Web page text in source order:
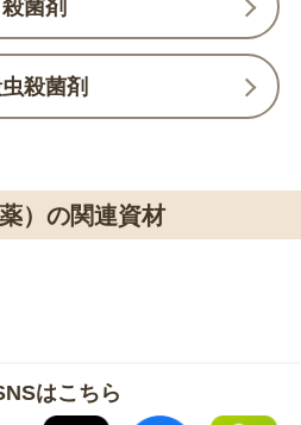
殺菌剤
殺菌剤
）の関連資材
はこちら